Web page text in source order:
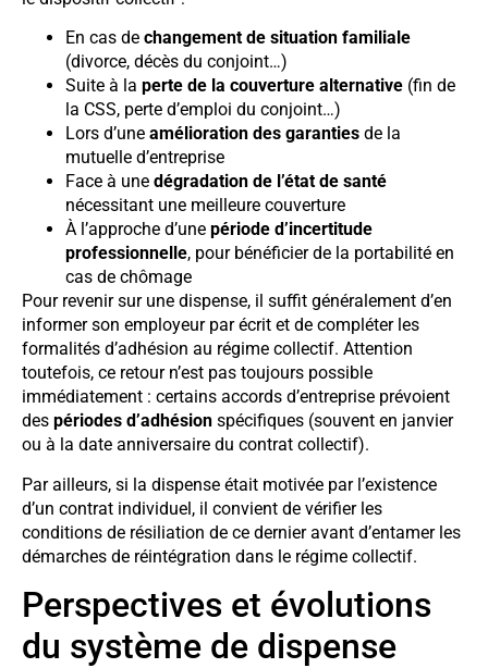
En cas de changement de situation familiale
(divorce, décès du conjoint…)
Suite à la perte de la couverture alternative (fin de
la CSS, perte d’emploi du conjoint…)
Lors d’une amélioration des garanties de la
mutuelle d’entreprise
Face à une dégradation de l’état de santé
nécessitant une meilleure couverture
À l’approche d’une période d’incertitude
professionnelle, pour bénéficier de la portabilité en
cas de chômage
Pour revenir sur une dispense, il suffit généralement d’en
informer son employeur par écrit et de compléter les
formalités d’adhésion au régime collectif. Attention
toutefois, ce retour n’est pas toujours possible
immédiatement : certains accords d’entreprise prévoient
des périodes d’adhésion spécifiques (souvent en janvier
ou à la date anniversaire du contrat collectif).
Par ailleurs, si la dispense était motivée par l’existence
d’un contrat individuel, il convient de vérifier les
conditions de résiliation de ce dernier avant d’entamer les
démarches de réintégration dans le régime collectif.
Perspectives et évolutions
du système de dispense